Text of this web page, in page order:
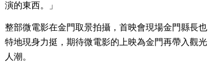
演的東西。」
整部微電影在金門取景拍攝，首映會現場金門縣長也
特地現身力挺，期待微電影的上映為金門再帶入觀光
人潮。